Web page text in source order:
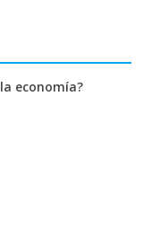
economía?